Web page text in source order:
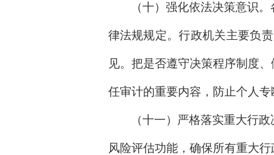
（十）强化依法决策意识
律法规规定。行政机关主要负
见。把是否遵守决策程序制度
任审计的重要内容，防止个人专
（十一）严格落实重大行
风险评估功能，确保所有重大